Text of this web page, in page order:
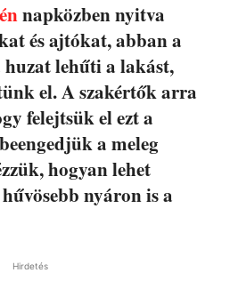
napközben nyitva
és ajtókat, abban a
huzat lehűti a lakást,
el. A szakértők arra
felejtsük el ezt a
a meleg
hogyan lehet
nyáron is a
Hirdetés